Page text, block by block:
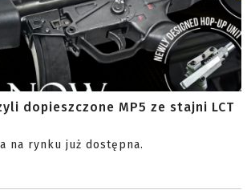
dopieszczone MP5 ze stajni LCT
na rynku już dostępna.